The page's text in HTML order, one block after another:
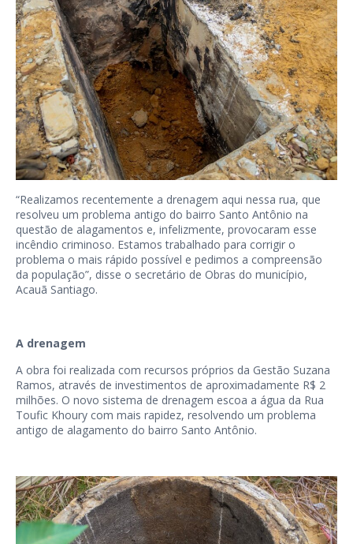
“Realizamos recentemente a drenagem aqui nessa rua, que
resolveu um problema antigo do bairro Santo Antônio na
questão de alagamentos e, infelizmente, provocaram esse
incêndio criminoso. Estamos trabalhado para corrigir o
problema o mais rápido possível e pedimos a compreensão
da população”, disse o secretário de Obras do município,
Acauã Santiago.
A drenagem
A obra foi realizada com recursos próprios da Gestão Suzana
Ramos, através de investimentos de aproximadamente R$ 2
milhões. O novo sistema de drenagem escoa a água da Rua
Toufic Khoury com mais rapidez, resolvendo um problema
antigo de alagamento do bairro Santo Antônio.